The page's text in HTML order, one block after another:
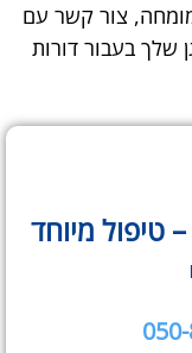
צור קשר עם
שלך בעבור דורות
טיפול מיוחד